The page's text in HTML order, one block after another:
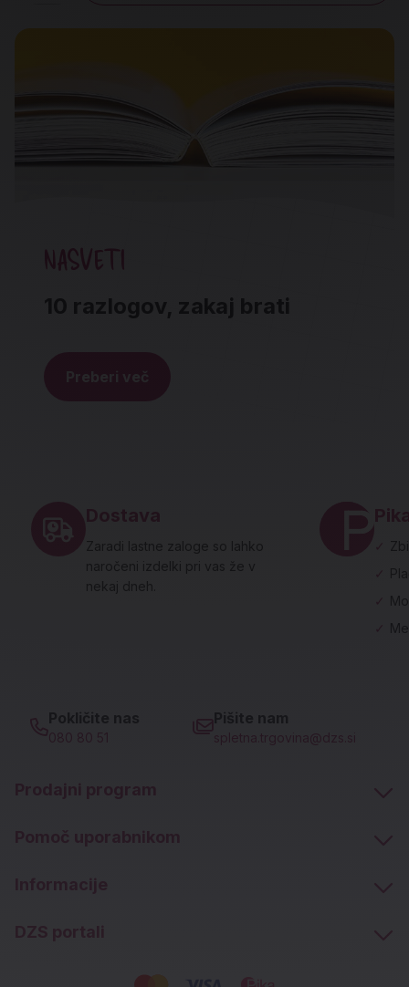
NASVETI
10 razlogov, zakaj brati
Preberi več
Dostava
Zaradi lastne zaloge so lahko
naročeni izdelki pri vas že v
nekaj dneh.
Pokličite nas
080 80 51
Pišite nam
spletna.trgovina@dzs.si
Prodajni program
Pomoč uporabnikom
Informacije
DZS portali